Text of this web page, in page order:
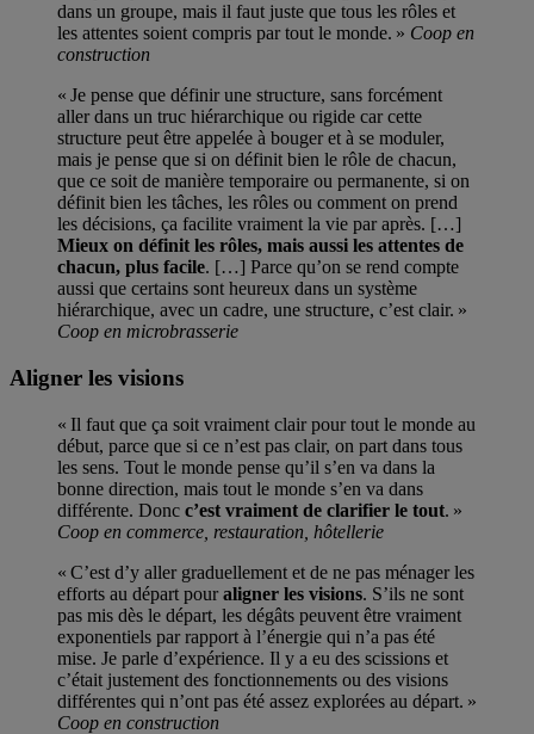
dans un groupe, mais il faut juste que tous les rôles et
les attentes soient compris par tout le monde. » Coop en
construction
« Je pense que définir une structure, sans forcément
aller dans un truc hiérarchique ou rigide car cette
structure peut être appelée à bouger et à se moduler,
mais je pense que si on définit bien le rôle de chacun,
que ce soit de manière temporaire ou permanente, si on
définit bien les tâches, les rôles ou comment on prend
les décisions, ça facilite vraiment la vie par après. […]
Mieux on définit les rôles, mais aussi les attentes de
chacun, plus facile. […] Parce qu’on se rend compte
aussi que certains sont heureux dans un système
hiérarchique, avec un cadre, une structure, c’est clair. »
Coop en microbrasserie
Aligner les visions
« Il faut que ça soit vraiment clair pour tout le monde au
début, parce que si ce n’est pas clair, on part dans tous
les sens. Tout le monde pense qu’il s’en va dans la
bonne direction, mais tout le monde s’en va dans
différente. Donc c’est vraiment de clarifier le tout. »
Coop en commerce, restauration, hôtellerie
« C’est d’y aller graduellement et de ne pas ménager les
efforts au départ pouraligner les visions. S’ils ne sont
pas mis dès le départ, les dégâts peuvent être vraiment
exponentiels par rapport à l’énergie qui n’a pas été
mise. Je parle d’expérience. Il y a eu des scissions et
c’était justement des fonctionnements ou des visions
différentes qui n’ont pas été assez explorées au départ. »
Coop en construction